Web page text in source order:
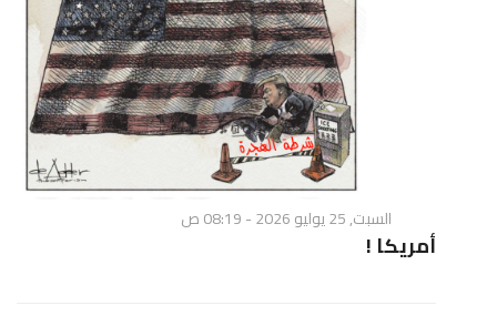
السبت, 25 يوليو 2026 - 08:19 ص
أمريكا !